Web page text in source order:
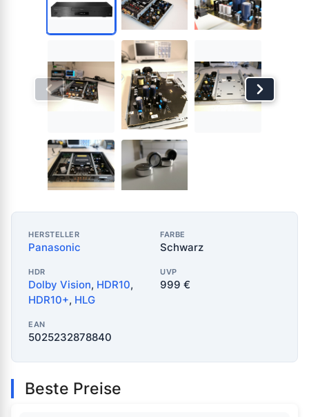
HERSTELLER
Panasonic
FARBE
Schwarz
HDR
Dolby Vision, HDR10,
HDR10+, HLG
UVP
999 €
EAN
5025232878840
Beste Preise